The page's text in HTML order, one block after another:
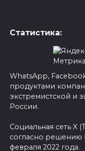
Статистика:
WhatsApp,
продуктами
экстремистской и
России.
Социальная сеть X
согласно решению
февраля 2022 года.